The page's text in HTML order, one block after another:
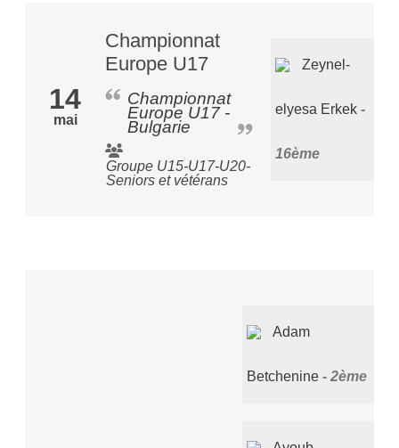
14
mai
Championnat
Europe U17
Championnat
Europe U17 -
Bulgarie
Groupe U15-U17-U20-
Seniors et vétérans
Zeynel-
elyesa Erkek
16ème
Adam
Betchenine 2ème